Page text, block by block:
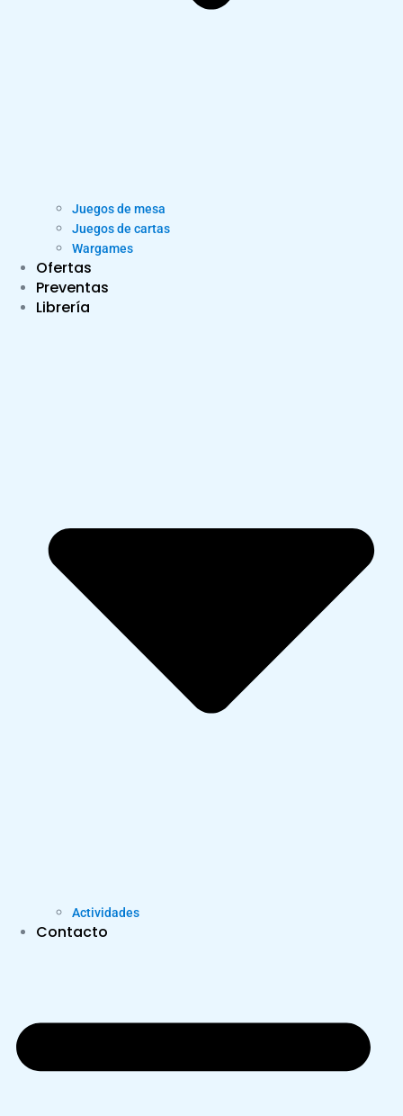
Juegos de mesa
Juegos de cartas
Wargames
Ofertas
Preventas
Librería
Actividades
Contacto